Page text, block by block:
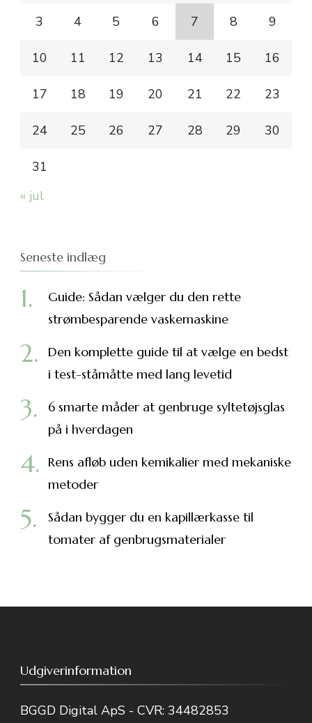
3 4 5 6 7 8 9
10 11 12 13 14 15 16
17 18 19 20 21 22 23
24 25 26 27 28 29 30
31
« jul
Seneste indlæg
Guide: Sådan vælger du den rette
strømbesparende vaskemaskine
Den komplette guide til at vælge en bedst
i test-ståmåtte med lang levetid
6 smarte måder at genbruge syltetøjsglas
på i hverdagen
Rens afløb uden kemikalier med mekaniske
metoder
Sådan bygger du en kapillærkasse til
tomater af genbrugsmaterialer
Udgiverinformation
BGGD Digital ApS - CVR: 34482853